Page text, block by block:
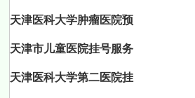
天津医科大学肿瘤医院预
天津市儿童医院挂号服务
天津医科大学第二医院挂